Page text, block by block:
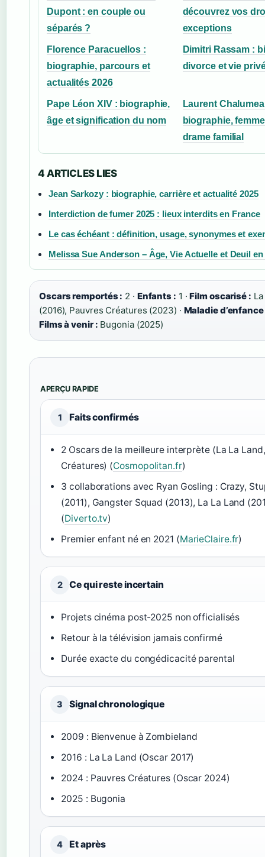
Dupont : en couple ou
séparés ?
découvrez vos
exceptions
Florence Paracuellos :
biographie, parcours et
actualités 2026
Dimitri Rassam :
divorce et vie
Pape Léon XIV : biographie,
âge et signification du nom
Laurent
biographie,
drame familial
4 ARTICLES LIES
Jean Sarkozy : biographie, carrière et actualité 2025
Interdiction de fumer 2025 : lieux interdits en France
Le cas échéant : définition, usage, synonymes et
Melissa Sue Anderson – Âge, Vie Actuelle et Deuil en
Oscars remportés : 2 · Enfants : 1 ·Film oscarisé :
(2016), Pauvres Créatures (2023) · Maladie d’enfance
Films à venir : Bugonia (2025)
APERÇU RAPIDE
1 Faits confirmés
2 Oscars de la meilleure interprète (La La
Créatures) (Cosmopolitan.fr)
3 collaborations avec Ryan Gosling : Crazy,
(2011), Gangster Squad (2013), La La Land
(Diverto.tv)
Premier enfant né en 2021 (MarieClaire.fr)
2 Ce qui reste incertain
Projets cinéma post-2025 non officialisés
Retour à la télévision jamais confirmé
Durée exacte du congédicacité parental
3 Signal chronologique
2009 : Bienvenue à Zombieland
2016 : La La Land (Oscar 2017)
2024 : Pauvres Créatures (Oscar 2024)
2025 : Bugonia
4 Et après